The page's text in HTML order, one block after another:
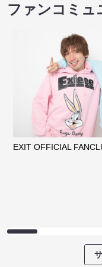
ファンコミュ
EXIT OFFICIAL